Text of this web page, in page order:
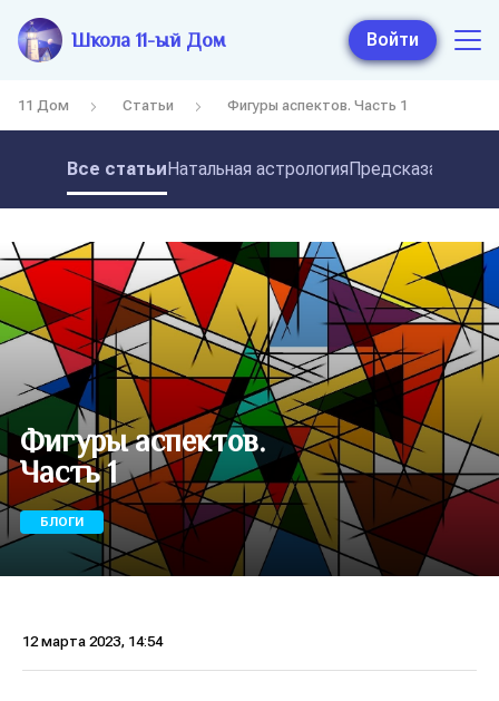
Школа 11-ый Дом Войти
11 Дом Статьи Фигуры аспектов. Часть 1
Все статьиНатальная астрология
Фигуры аспектов.
Часть 1
БЛОГИ
12 марта 2023, 14:54